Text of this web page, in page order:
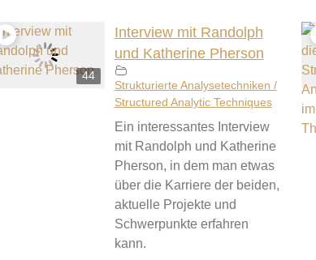
44
Interview mit Randolph
und Katherine Pherson
Strukturierte Analysetechniken /
Structured Analytic Techniques
Ein interessantes Interview
mit Randolph und Katherine
Pherson, in dem man etwas
über die Karriere der beiden,
aktuelle Projekte und
Schwerpunkte erfahren
kann.